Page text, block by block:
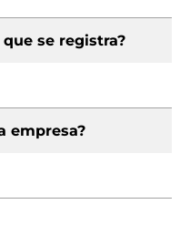
se registra?
empresa?